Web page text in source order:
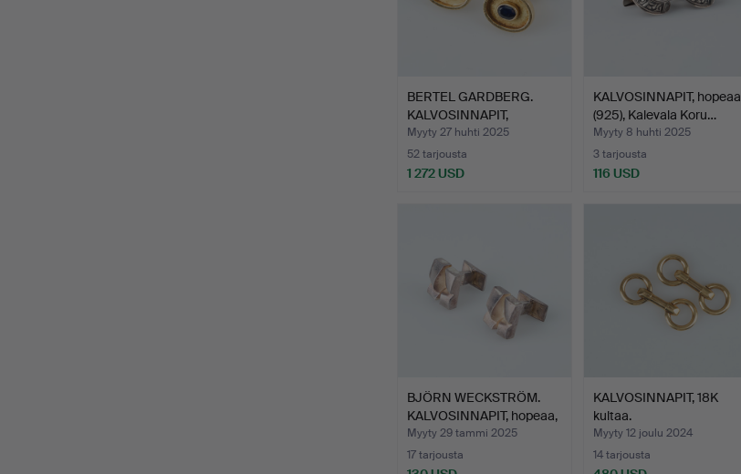
BERTEL GARDBERG.
KALVOSINNAPIT,
viistehiot…
Myyty 27 huhti 2025
52 tarjousta
1 272 USD
KALVOSINNAPIT, hopeaa
(925), Kalevala Koru…
Myyty 8 huhti 2025
3 tarjousta
116 USD
BJÖRN WECKSTRÖM.
KALVOSINNAPIT, hopeaa,
La…
Myyty 29 tammi 2025
17 tarjousta
KALVOSINNAPIT, 18K
kultaa.
Myyty 12 joulu 2024
14 tarjousta